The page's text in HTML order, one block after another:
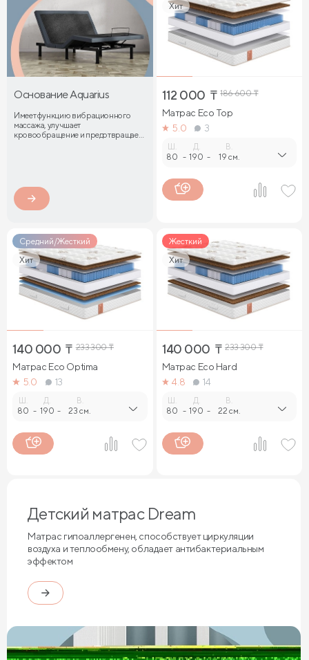
Основание Aquarius
Имеет функцию вибрационного
массажа, улучшает
кровообращение и предотвращает
Хит
112 000 ₸ 186 600₸
Матрас Eco Top
5.0
3
80 -
Д.
190 -
В.
19 см.
Средний/Жесткий
Хит
140 000 ₸ 233 300₸
Матрас Eco Optima
5.0
13
80 -
Д.
190 -
В.
23 см.
Жесткий
Хит
140 000 ₸ 233 300₸
Матрас Eco Hard
4.8
14
80 -
Д.
190 -
В.
22 см.
Детский матрас Dream
Матрас гипоаллергенен, способствует циркуляции
воздуха и теплообмену, обладает антибактериальным
эффектом